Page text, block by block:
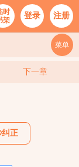
时
架
登录 注册
菜单
下一章
纠正